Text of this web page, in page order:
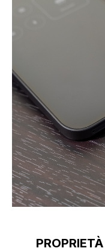
PROPRIETÀ